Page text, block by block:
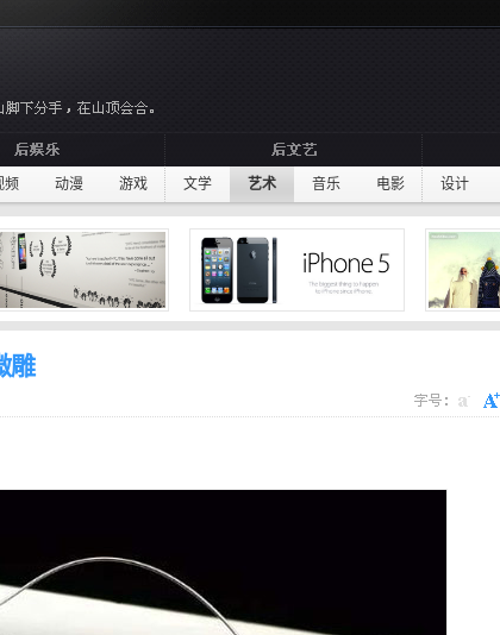
频 动漫 游戏 文学 艺术 音乐 电影 设计
雕